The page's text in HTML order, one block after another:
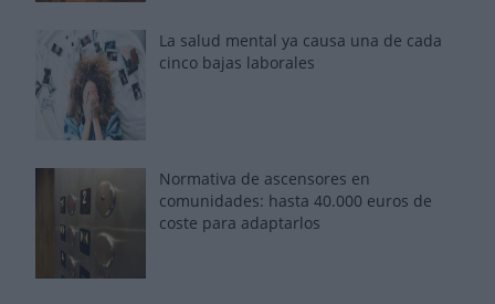
La salud mental ya causa una de cada
cinco bajas laborales
Normativa de ascensores en
comunidades: hasta 40.000 euros de
coste para adaptarlos